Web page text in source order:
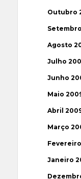
Outubro
Agosto
Julho
Junho
Maio
Abril
Março
Janeiro